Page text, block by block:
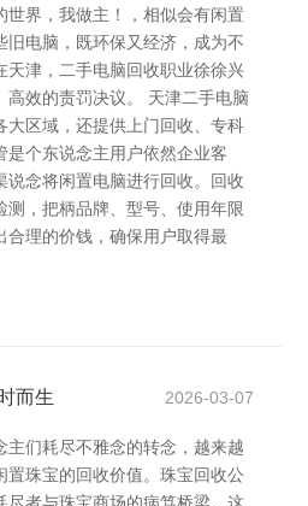
世界，我做主！，相似会有闲置
旧电脑，既环保又经济，成为不
天津，二手电脑回收职业徐徐兴
高效的责罚决议。 天津二手电脑
大区域，还提供上门回收、专科
是个东说念主用户依然企业客
说念将闲置电脑进行回收。回收
测，把柄品牌、型号、使用年限
合理的价钱，确保用户取得最
而生 2026-03-07
主们耗尽不雅念的转念，越来越
置珠宝的回收价值。珠宝回收公